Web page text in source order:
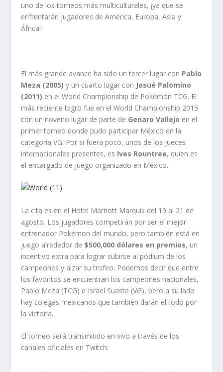
uno de los torneos más multiculturales, ¡ya que se
enfrentarán jugadores de América, Europa, Asia y
África!
El más grande avance ha sido un tercer lugar con Pablo
Meza (2005) y un cuarto lugar con Josué Palomino
(2011) en el World Championship de Pokémon TCG. El
más reciente logro fue en el World Championship 2015
con un noveno lugar de parte de Genaro Vallejo en el
primer torneo donde pudo participar México en la
categoría VG. Por si fuera poco, unos de los jueces
internacionales presentes, es Ives Rountree, quien es
el encargado de juego organizado en México.
La cita es en el Hotel Marriott Marquis del 19 al 21 de
agosto. Los jugadores competirán por ser el mejor
entrenador Pokémon del mundo, pero también está en
juego alrededor de $500,000 dólares en premios, un
incentivo extra para lograr subirse al pódium de los
campeones y alzar su trofeo. Podemos decir que entre
los favoritos se encuentran los campeones nacionales,
Pablo Meza (TCG) e Israel Suaste (VG), pero a su lado
hay colegas mexicanos que también darán el todo por
la victoria.
El torneo será transmitido en vivo a través de los
canales oficiales en Twitch: